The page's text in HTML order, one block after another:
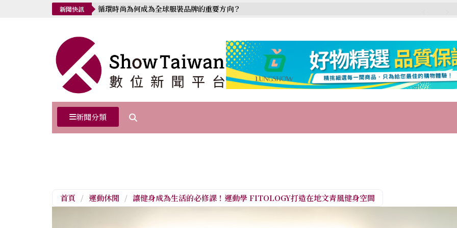
新聞快訊 循環時尚為何成為全球服裝品牌的重要方向？
新聞分類
首頁 / 運動休閒 / 讓健身成為生活的必修課！運動學 FITOLOGY打造在地文青風健身空間